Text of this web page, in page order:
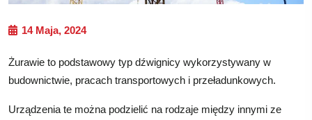
14 Maja, 2024
Żurawie to podstawowy typ dźwignicy wykorzystywany w
budownictwie, pracach transportowych i przeładunkowych.
Urządzenia te można podzielić na rodzaje między innymi ze